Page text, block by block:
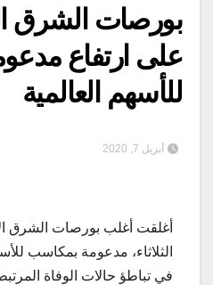
بورصات الشرق
على ارتفاع
للأسهم العالمية
أبريل 7, 2020
أغلقت أغلب بورصات الشرق
الثلاثاء، مدعومة بمكاسب
في تباطؤ حالات الوفاة